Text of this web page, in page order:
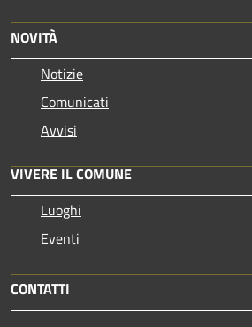
NOVITÀ
Notizie
Comunicati
Avvisi
VIVERE IL COMUNE
Luoghi
Eventi
CONTATTI